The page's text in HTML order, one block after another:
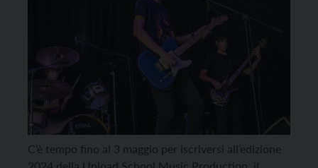
C’è tempo fino al 3 maggio per iscriversi all’edizione